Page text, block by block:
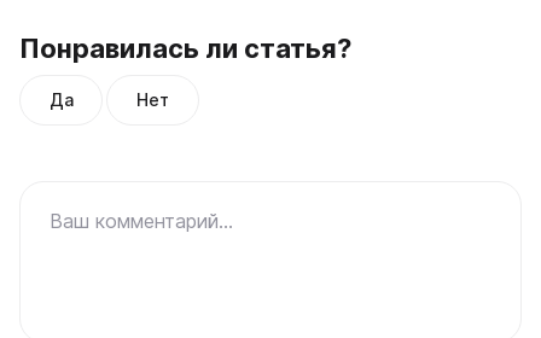
Понравилась ли статья?
Да Нет
Ваш комментарий...